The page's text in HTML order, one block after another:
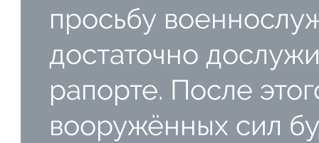
просьбу
достаточно
рапорте. После
вооружённых сил